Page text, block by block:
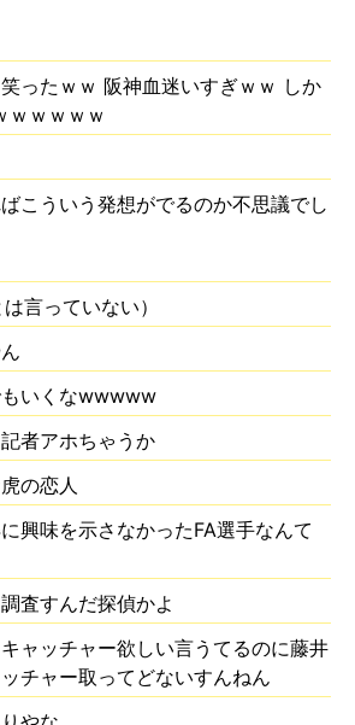
ったｗｗ 阪神血迷いすぎｗｗ しか
ｗｗｗｗｗ
こういう発想がでるのか不思議でし
言っていない）
いくなwwwww
者アホちゃうか
の恋人
興味を示さなかったFA選手なんて
査すんだ探偵かよ
ャッチャー欲しい言うてるのに藤井
チャー取ってどないすんねん